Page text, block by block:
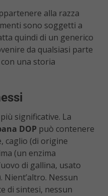
alla razza
sono soggetti a
quindi di un generico
da qualsiasi parte
una storia
significative. La
DOP può contenere
caglio (di origine
(un enzima
di gallina, usato
Nient’altro. Nessun
di sintesi, nessun